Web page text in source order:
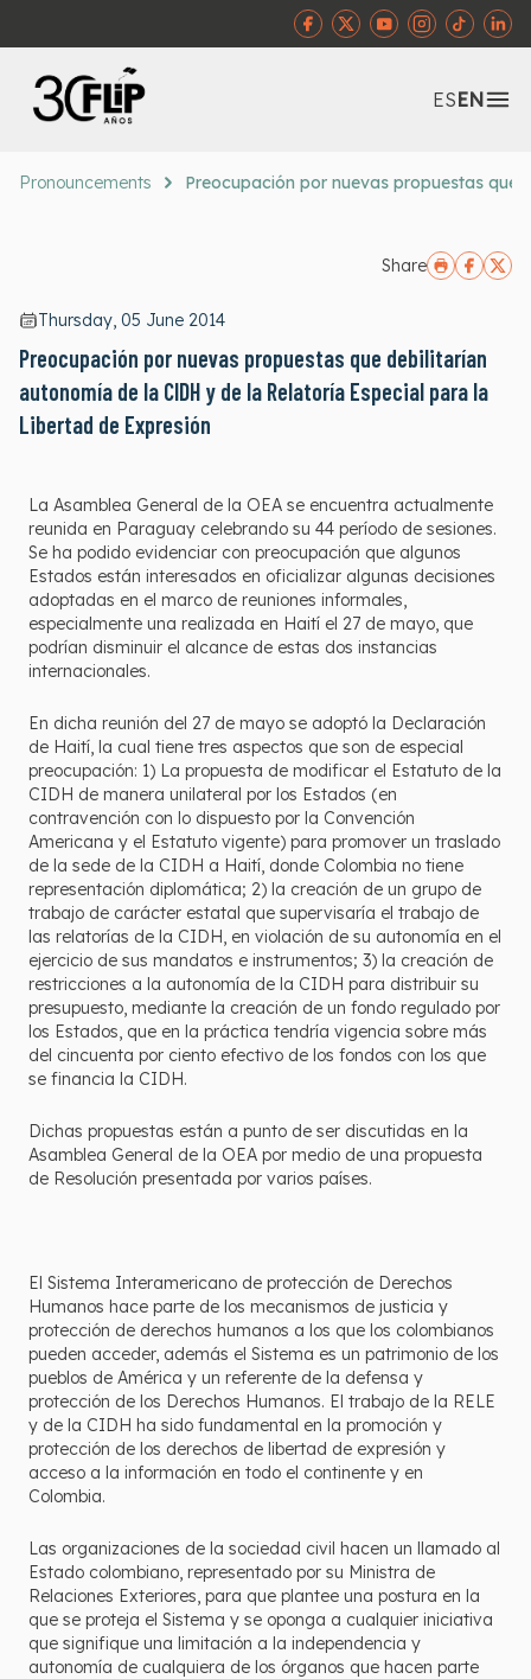
ESEN
Pronouncements Preocupación por nuevas propuestas
Share
Thursday, 05 June 2014
Preocupación por nuevas propuestas que debilitarían
autonomía de la CIDH y de la Relatoría Especial para la
Libertad de Expresión
La Asamblea General de la OEA se encuentra actualmente
reunida en Paraguay celebrando su 44 período de sesiones.
Se ha podido evidenciar con preocupación que algunos
Estados están interesados en oficializar algunas decisiones
adoptadas en el marco de reuniones informales,
especialmente una realizada en Haití el 27 de mayo, que
podrían disminuir el alcance de estas dos instancias
internacionales.
En dicha reunión del 27 de mayo se adoptó la Declaración
de Haití, la cual tiene tres aspectos que son de especial
preocupación: 1) La propuesta de modificar el Estatuto de la
CIDH de manera unilateral por los Estados (en
contravención con lo dispuesto por la Convención
Americana y el Estatuto vigente) para promover un traslado
de la sede de la CIDH a Haití, donde Colombia no tiene
representación diplomática; 2) la creación de un grupo de
trabajo de carácter estatal que supervisaría el trabajo de
las relatorías de la CIDH, en violación de su autonomía en el
ejercicio de sus mandatos e instrumentos; 3) la creación de
restricciones a la autonomía de la CIDH para distribuir su
presupuesto, mediante la creación de un fondo regulado por
los Estados, que en la práctica tendría vigencia sobre más
del cincuenta por ciento efectivo de los fondos con los que
se financia la CIDH.
Dichas propuestas están a punto de ser discutidas en la
Asamblea General de la OEA por medio de una propuesta
de Resolución presentada por varios países.
El Sistema Interamericano de protección de Derechos
Humanos hace parte de los mecanismos de justicia y
protección de derechos humanos a los que los colombianos
pueden acceder, además el Sistema es un patrimonio de los
pueblos de América y un referente de la defensa y
protección de los Derechos Humanos. El trabajo de la RELE
y de la CIDH ha sido fundamental en la promoción y
protección de los derechos de libertad de expresión y
acceso a la información en todo el continente y en
Colombia.
Las organizaciones de la sociedad civil hacen un llamado al
Estado colombiano, representado por su Ministra de
Relaciones Exteriores, para que plantee una postura en la
que se proteja el Sistema y se oponga a cualquier iniciativa
que signifique una limitación a la independencia y
autonomía de cualquiera de los órganos que hacen parte